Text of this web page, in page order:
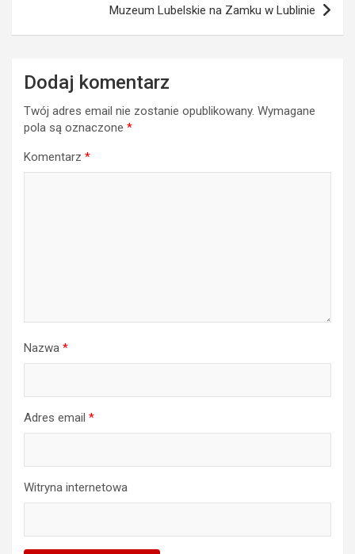
Muzeum Lubelskie na Zamku w Lublinie
Dodaj komentarz
Twój adres email nie zostanie opublikowany. Wymagane
pola są oznaczone *
Komentarz *
Nazwa *
Adres email *
Witryna internetowa